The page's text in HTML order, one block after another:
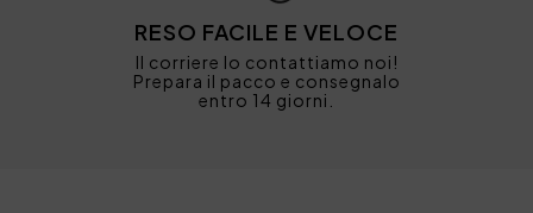
RESO FACILE E VELOCE
Il corriere lo contattiamo noi!
Prepara il pacco e consegnalo
entro 14 giorni.